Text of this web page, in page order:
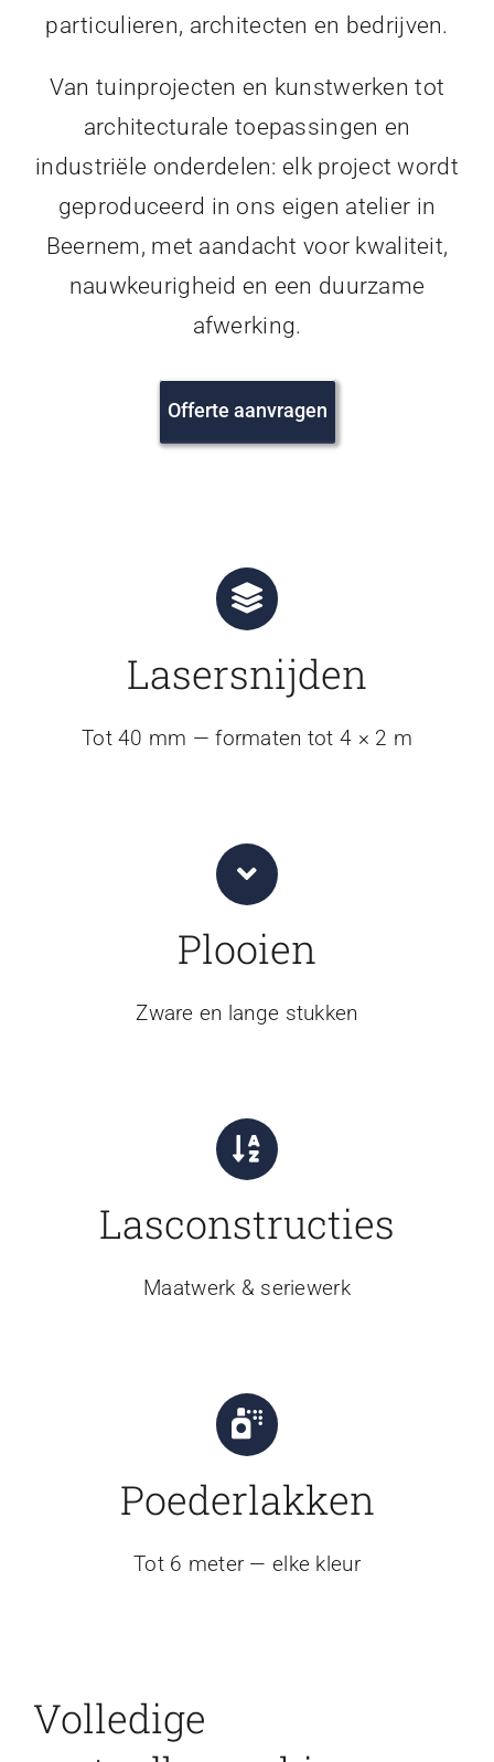
particulieren, architecten en bedrijven.
Van tuinprojecten en kunstwerken tot
architecturale toepassingen en
industriële onderdelen: elk project wordt
geproduceerd in ons eigen atelier in
Beernem, met aandacht voor kwaliteit,
nauwkeurigheid en een duurzame
afwerking.
Offerte aanvragen
Lasersnijden
Tot 40 mm — formaten tot 4 × 2 m
Plooien
Zware en lange stukken
Lasconstructies
Maatwerk & seriewerk
Poederlakken
Tot 6 meter — elke kleur
Volledige